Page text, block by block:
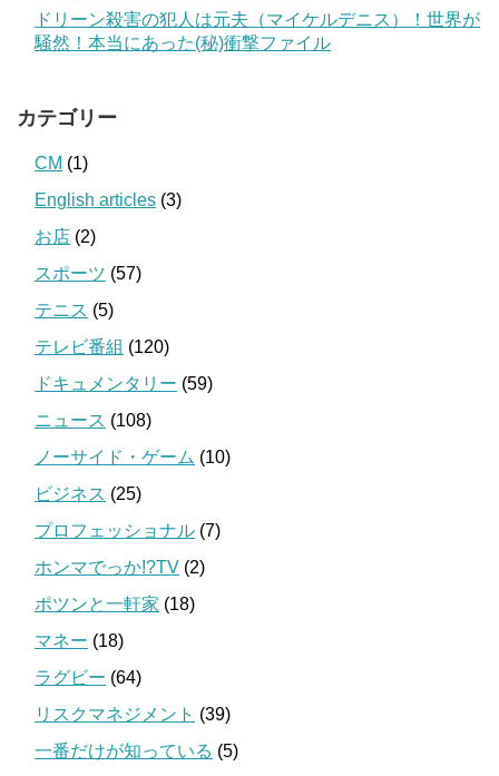
ドリーン殺害の犯人は元夫（マイケルデニス）！世界が
騒然！本当にあった(秘)衝撃ファイル
カテゴリー
CM (1)
English articles (3)
お店 (2)
スポーツ (57)
テニス (5)
テレビ番組 (120)
ドキュメンタリー (59)
ニュース (108)
ノーサイド・ゲーム (10)
ビジネス (25)
プロフェッショナル (7)
ホンマでっか!?TV (2)
ポツンと一軒家 (18)
マネー (18)
ラグビー (64)
リスクマネジメント (39)
一番だけが知っている (5)